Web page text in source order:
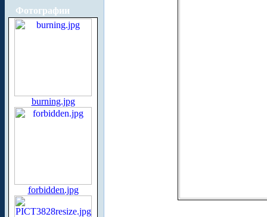
Фотографии
burning.jpg
forbidden.jpg